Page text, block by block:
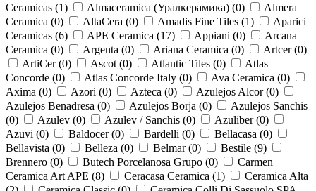
Ceramicas (1) Almaceramica (Уралкерамика) (0)
Almera
Ceramica (0) AltaCera (0) Amadis Fine Tiles (1)
Aparici
Ceramicas (6) APE Ceramica (17) Appiani (0)
Arcana
Ceramica (0) Argenta (0) Ariana Ceramica (0) Artcer (0)
ArtiCer (0) Ascot (0) Atlantic Tiles (0)
Atlas
Concorde (0) Atlas Concorde Italy (0) Ava Ceramica (0)
Axima (0) Azori (0) Azteca (0) Azulejos Alcor (0)
Azulejos Benadresa (0) Azulejos Borja (0)
Azulejos Sanchis
(0) Azulev (0) Azulev / Sanchis (0) Azuliber (0)
Azuvi (0) Baldocer (0) Bardelli (0) Bellacasa (0)
Bellavista (0) Belleza (0) Belmar (0) Bestile (9)
Brennero (0) Butech Porcelanosa Grupo (0)
Carmen
Ceramica Art APE (8) Ceracasa Ceramica (1)
Ceramica Alta